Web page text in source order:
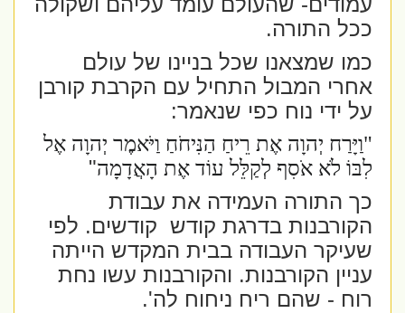
ככל התורה.
כמו שמצאנו שכל בניינו של עולם
אחרי המבול התחיל עם הקרבת קורבן
על ידי נוח כפי שנאמר:
"וַיָּרַח יְהוָה אֶת רֵיחַ הַנִּיחֹחַ וַיֹּאמֶר יְהוָה אֶל
לִבּוֹ לֹא אֹסִף לְקַלֵּל עוֹד אֶת הָאֲדָמָה"
כך התורה העמידה את עבודת
הקורבנות בדרגת קודש קודשים. לפי
שעיקר העבודה בבית המקדש הייתה
עניין הקורבנות. והקורבנות עשו נחת
רוח - שהם ריח ניחוח לה'.